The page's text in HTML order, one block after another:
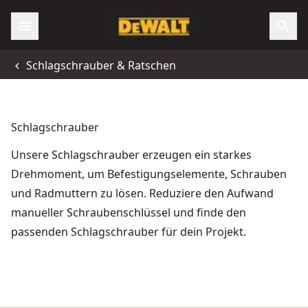
Schlagschrauber & Ratschen
Schlagschrauber
Unsere Schlagschrauber erzeugen ein starkes
Drehmoment, um Befestigungselemente, Schrauben
und Radmuttern zu lösen. Reduziere den Aufwand
manueller Schraubenschlüssel und finde den
passenden Schlagschrauber für dein Projekt.